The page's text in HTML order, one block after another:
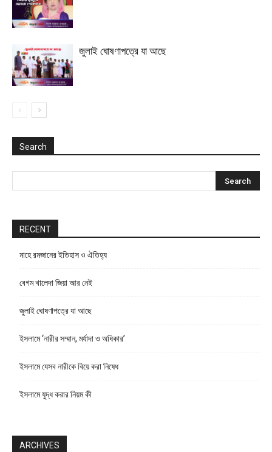
জুলাই ঘোষণাপত্রে যা আছে
Search
RECENT
মাহে রমজানের ইতিহাস ও ঐতিহ্য
বেগম খালেদা জিয়া আর নেই
জুলাই ঘোষণাপত্রে যা আছে
ইসলামে ‘নারীর সম্মান, মর্যাদা ও অধিকার’
ইসলামে যেসব নারীকে বিয়ে করা নিষেধ
ইসলামে যুদ্ধ করার নিয়ম কী
ARCHIVES